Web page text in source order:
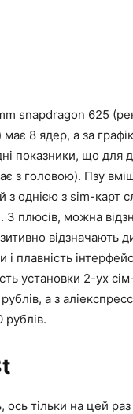
snapdragon 625
8 ядер, а за
показники, що для
з головою). Пзу
з однією з sim-карт
З плюсів, можна
відзначають
і плавність
установки 2-ух
рублів, а з
рублів.
ось тільки на цей